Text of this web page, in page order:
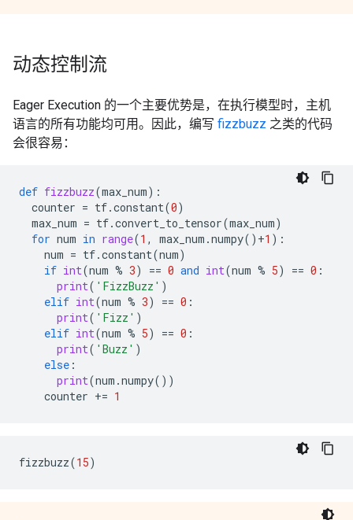
动态控制流
Eager Execution 的一个主要优势是，在执行模型时，主机
语言的所有功能均可用。因此，编写 fizzbuzz 之类的代码
会很容易：
def fizzbuzz(max_num):
counter = tf.constant(0)
max_num = tf.convert_to_tensor(max_num)
for num in range(1 , max_num .numpy() +1 ):
num = tf.constant(num)
if int(num % 3) == 0 and int(num % 5) == 0 :
print( 'FizzBuzz' )
elif int(num % 3) == 0 :
print( 'Fizz' )
elif int(num % 5) == 0 :
print( 'Buzz' )
else :
print(num .numpy())
counter += 1
fizzbuzz(15)